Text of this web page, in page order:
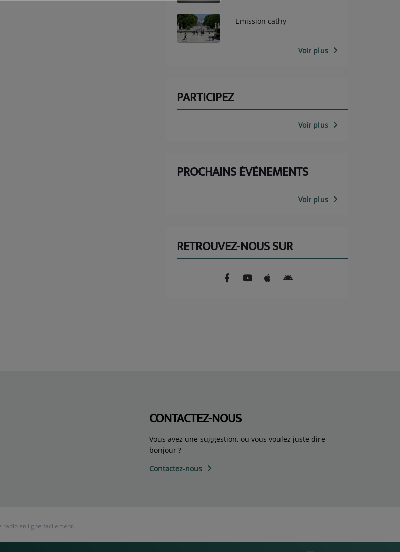
Emission cathy
Voir plus
PARTICIPEZ
Voir plus
PROCHAINS ÉVÈNEMENTS
Voir plus
RETROUVEZ-NOUS SUR
CONTACTEZ-NOUS
Vous avez une suggestion, ou vous voulez juste dire
bonjour ?
Contactez-nous
radio en ligne facilement.